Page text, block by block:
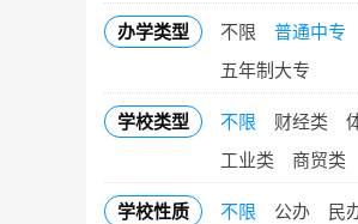
办学类型 不限 普通中专
五年制大专
学校类型 不限 财经类
工业类
商贸类
学校性质 不限 公办 民